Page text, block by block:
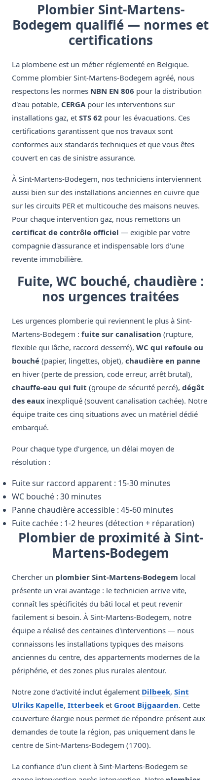
Plombier Sint-Martens-
Bodegem qualifié — normes et
certifications
La plomberie est un métier réglementé en Belgique.
Comme plombier Sint-Martens-Bodegem agréé, nous
respectons les normes NBN EN 806 pour la distribution
d'eau potable, CERGApour les interventions sur
installations gaz, et STS 62 pour les évacuations. Ces
certifications garantissent que nos travaux sont
conformes aux standards techniques et que vous êtes
couvert en cas de sinistre assurance.
À Sint-Martens-Bodegem, nos techniciens interviennent
aussi bien sur des installations anciennes en cuivre que
sur les circuits PER et multicouche des maisons neuves.
Pour chaque intervention gaz, nous remettons un
certificat de contrôle officiel — exigible par votre
compagnie d'assurance et indispensable lors d'une
revente immobilière.
Fuite, WC bouché, chaudière :
nos urgences traitées
Les urgences plomberie qui reviennent le plus à Sint-
Martens-Bodegem : fuite sur canalisation (rupture,
flexible qui lâche, raccord desserré), WC qui refoule ou
bouché (papier, lingettes, objet), chaudière en panne
en hiver (perte de pression, code erreur, arrêt brutal),
chauffe-eau qui fuit (groupe de sécurité percé), dégât
des eaux inexpliqué (souvent canalisation cachée). Notre
équipe traite ces cinq situations avec un matériel dédié
embarqué.
Pour chaque type d'urgence, un délai moyen de
résolution :
Fuite sur raccord apparent : 15-30 minutes
WC bouché : 30 minutes
Panne chaudière accessible : 45-60 minutes
Fuite cachée : 1-2 heures (détection + réparation)
Plombier de proximité à Sint-
Martens-Bodegem
Chercher un plombier Sint-Martens-Bodegem local
présente un vrai avantage : le technicien arrive vite,
connaît les spécificités du bâti local et peut revenir
facilement si besoin. À Sint-Martens-Bodegem, notre
équipe a réalisé des centaines d'interventions — nous
connaissons les installations typiques des maisons
anciennes du centre, des appartements modernes de la
périphérie, et des zones plus rurales alentour.
Notre zone d'activité inclut également Dilbeek, Sint
Ulriks Kapelle, Itterbeek et Groot Bijgaarden. Cette
couverture élargie nous permet de répondre présent aux
demandes de toute la région, pas uniquement dans le
centre de Sint-Martens-Bodegem (1700).
La confiance d'un client à Sint-Martens-Bodegem se